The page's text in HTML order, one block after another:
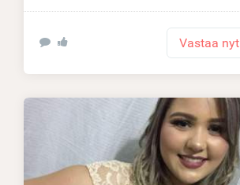
Vastaa nyt